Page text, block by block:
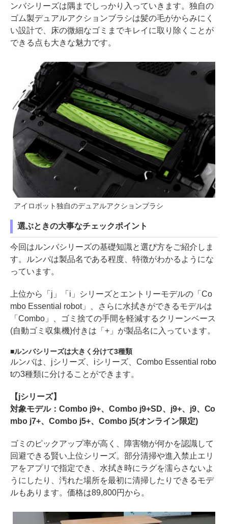
ンバシリーズは隅までしっかり入っていきます。独自の
ゴム製デュアルアクションブラシは髪の毛がからみにく
い設計で、床の微細なゴミまでキレイに取り除くことが
できる点も大きな魅力です。
アイロボット独自のデュアルアクションブラシ
選ぶときの大事なチェックポイント
今回はルンバシリーズの基礎知識と選び方をご紹介しま
す。ルンバは製品名である程度、特徴がわかるようにな
っています。
上位から「j」「i」シリーズとエントリーモデルの「Co
mbo Essential robot」、さらに水拭きができるモデルは
「Combo」、ゴミ捨ての手間を軽減するクリーンベース
(自動ゴミ収集機)付きは「+」が製品名に入っています。
ルンバシリーズは大きく分けて3種類
ルンバは、jシリーズ、iシリーズ、Combo Essential robo
tの3種類に分けることができます。
【jシリーズ】
対象モデル：Combo j9+、Combo j9+SD、j9+、j9、Co
mbo j7+、Combo j5+、Combo j5(オンライン限定)
ゴミのピックアップ率が高く、障害物が何かを認識して
回避できる賢い上位シリーズ。部分清掃や進入禁止エリ
アをアプリで指定でき、水拭き時にラグを濡らさないよ
うにしたり、汚れた場所を最初に清掃したりできるモデ
ルもあります。価格は89,800円から。